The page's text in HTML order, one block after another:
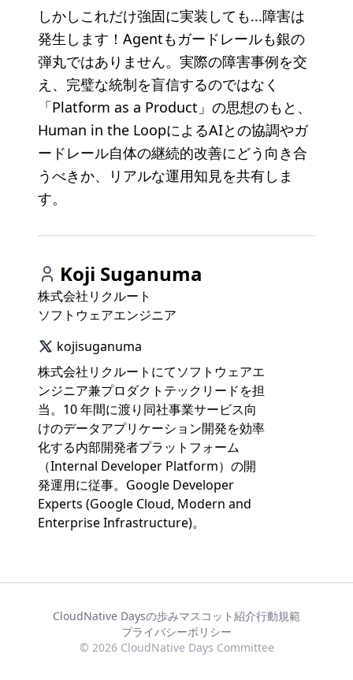
しかしこれだけ強固に実装しても...障害は
発生します！Agentもガードレールも銀の
弾丸ではありません。実際の障害事例を交
え、完璧な統制を盲信するのではなく
「Platform as a Product」の思想のもと、
Human in the LoopによるAIとの協調やガ
ードレール自体の継続的改善にどう向き合
うべきか、リアルな運用知見を共有しま
す。
Koji Suganuma
株式会社リクルート
ソフトウェアエンジニア
kojisuganuma
株式会社リクルートにてソフトウェアエ
ンジニア兼プロダクトテックリードを担
当。10 年間に渡り同社事業サービス向
けのデータアプリケーション開発を効率
化する内部開発者プラットフォーム
（Internal Developer Platform）の開
発運用に従事。Google Developer
Experts (Google Cloud, Modern and
Enterprise Infrastructure)。
CloudNative Daysの歩みマスコット紹介行動規範
プライバシーポリシー
© 2026 CloudNative Days Committee